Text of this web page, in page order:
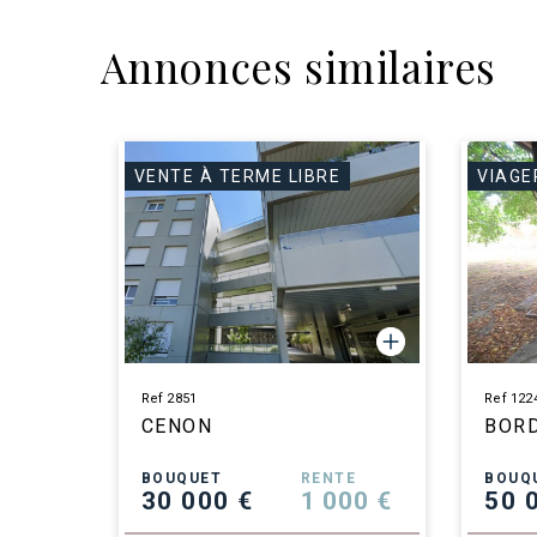
Annonces similaires
VENTE À TERME LIBRE
Ref 2851
CENON
BOUQUET
30 000 €
RENTE
1 000 €
Ref
50